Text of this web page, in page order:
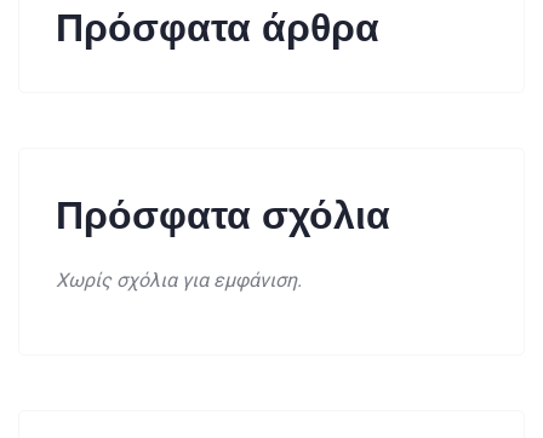
Πρόσφατα άρθρα
Πρόσφατα σχόλια
Χωρίς σχόλια για εμφάνιση.